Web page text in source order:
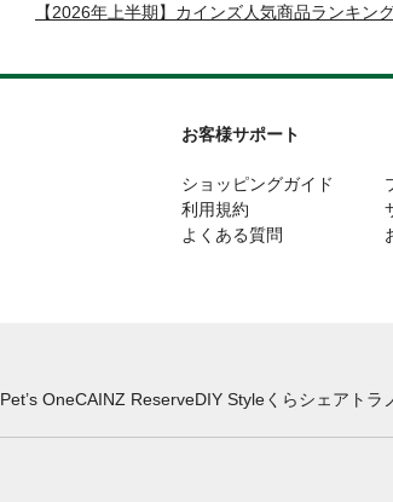
【2026年上半期】カインズ人気商品ランキン
お客様サポート
ショッピングガイド
利用規約
よくある質問
Pet’s OneCAINZ ReserveDIY Styleくらシェア トラ